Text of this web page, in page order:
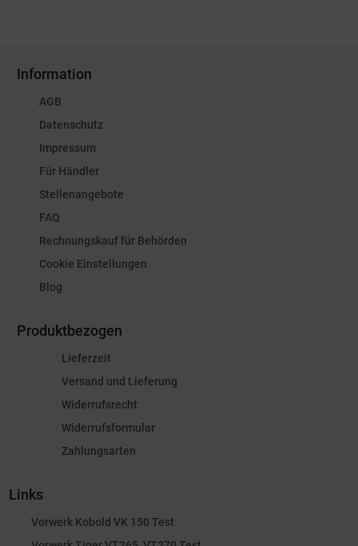
Information
AGB
Datenschutz
Impressum
Für Händler
Stellenangebote
FAQ
Rechnungskauf für Behörden
Cookie Einstellungen
Blog
Produktbezogen
Lieferzeit
Versand und Lieferung
Widerrufsrecht
Widerrufsformular
Zahlungsarten
Links
Vorwerk Kobold VK 150 Test